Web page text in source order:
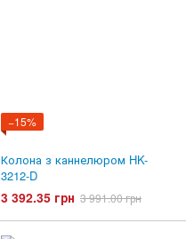
−15%
Колона з каннелюром HK-
3212-D
3 392.35 грн 3 991.00 грн